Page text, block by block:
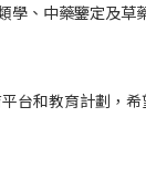
、中藥鑒定及草
台和教育計劃，